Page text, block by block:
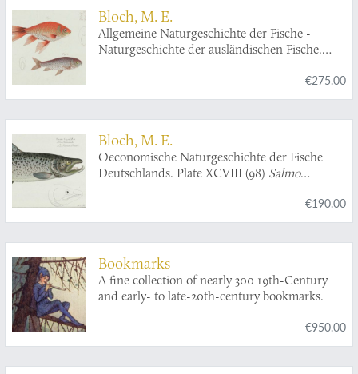
Bloch, M. E.
Allgemeine Naturgeschichte der Fische -
Naturgeschichte der ausländischen Fische.
€275.00
Bloch, M. E.
Oeconomische Naturgeschichte der Fische
Deutschlands. Plate XCVIII (98) Salmo
€190.00
Bookmarks
A fine collection of nearly 300 19th-Century
and early- to late-20th-century bookmarks.
€950.00